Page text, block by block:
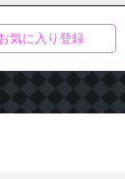
気に入り登録